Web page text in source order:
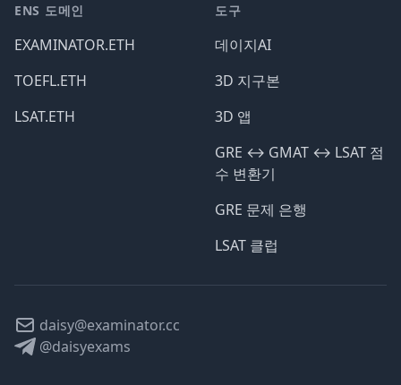
ENS 도메인
EXAMINATOR.ETH
TOEFL.ETH
LSAT.ETH
도구
데이지AI
3D 지구본
3D 앱
GRE ↔️ GMAT ↔️ LSAT 점
수 변환기
GRE 문제 은행
LSAT 클럽
daisy@examinator.cc
@daisyexams